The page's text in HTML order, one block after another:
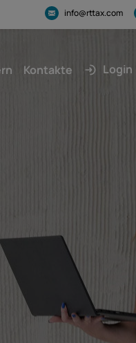
info@rttax.com
Kontakte Login